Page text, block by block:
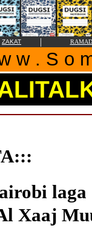
ZAKAT |
w . S o
Xaaj